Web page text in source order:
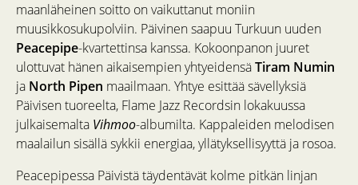
maanläheinen soitto on vaikuttanut moniin
muusikkosukupolviin. Päivinen saapuu Turkuun uuden
Peacepipe-kvartettinsa kanssa. Kokoonpanon juuret
ulottuvat hänen aikaisempien yhtyeidensäTiram Numin
ja North Pipen maailmaan. Yhtye esittää sävellyksiä
Päivisen tuoreelta, Flame Jazz Recordsin lokakuussa
julkaisemalta Vihmoo-albumilta. Kappaleiden melodisen
maalailun sisällä sykkii energiaa, yllätyksellisyyttä ja rosoa.
Peacepipessa Päivistä täydentävät kolme pitkän linjan